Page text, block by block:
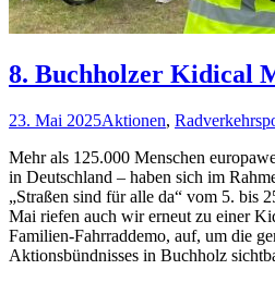
8. Buchholzer Kidical
23. Mai 2025Aktionen,
Mehr als 125.000 Menschen
in Deutschland – haben sich im
„Straßen sind für alle da“ vom 5. bis
Mai riefen auch wir erneut zu einer
Familien-Fahrraddemo, auf, um die
Aktionsbündnisses in Buchholz